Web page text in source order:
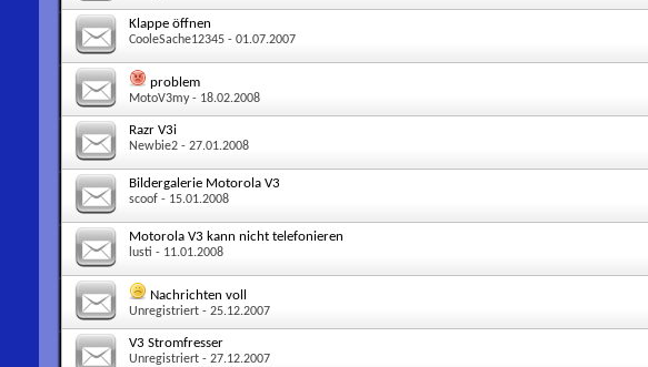
Klappe öffnen
CooleSache12345 - 01.07.2007
problem
MotoV3my- 18.02.2008
Razr V3i
Newbie2 - 27.01.2008
Bildergalerie Motorola V3
scoof - 15.01.2008
Motorola V3 kann nicht telefonieren
lusti - 11.01.2008
Nachrichten voll
Unregistriert - 25.12.2007
V3 Stromfresser
Unregistriert - 27.12.2007